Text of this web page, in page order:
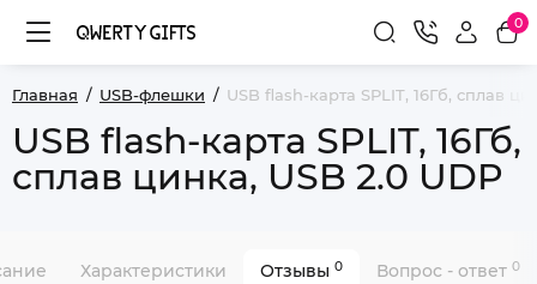
0
Главная USB-флешки USB flash-карта SPLIT, 16Гб, сплав
USB flash-карта SPLIT, 16Гб,
сплав цинка, USB 2.0 UDP
Характеристики Отзывы 0 Вопрос - ответ 0